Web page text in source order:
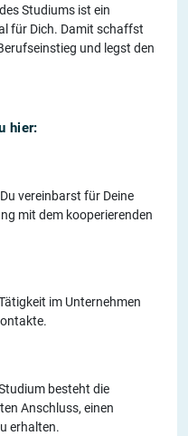
Studiums ist ein
für Dich. Damit schaffst
und legst den
hier:
Du vereinbarst für Deine
mit dem kooperierenden
im Unternehmen
besteht die
Anschluss, einen
erhalten.